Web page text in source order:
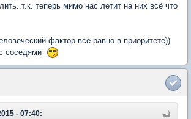
теперь мимо нас летит на них всё что
фактор всё равно в приоритете))
соседями
- 07:40: